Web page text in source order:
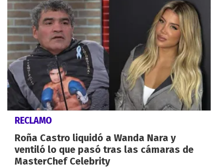
RECLAMO
Roña Castro liquidó a Wanda Nara y
ventiló lo que pasó tras las cámaras de
MasterChef Celebrity